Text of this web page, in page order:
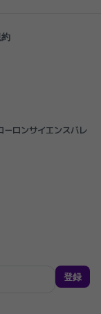
ロンサイエンスバレ
登録